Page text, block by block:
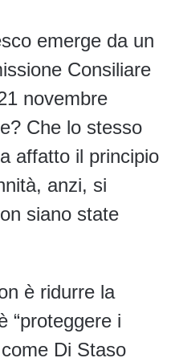
emerge da un
Consiliare
novembre
Che lo stesso
affatto il principio
anzi, si
siano state
è ridurre la
“proteggere i
Di Staso